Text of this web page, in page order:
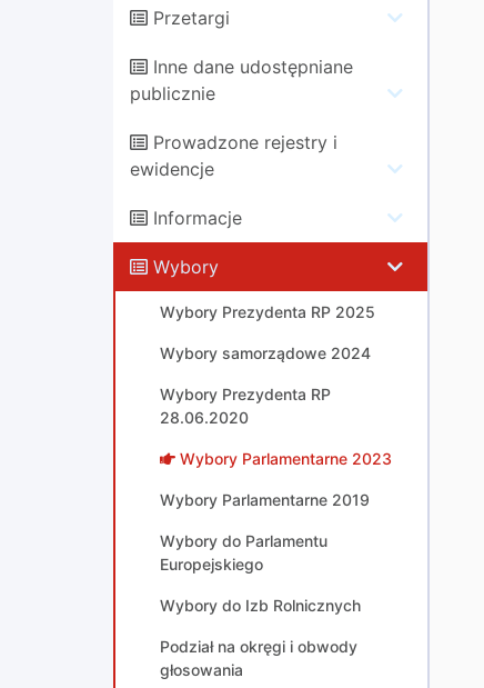
Przetargi
Inne dane udostępniane
publicznie
Prowadzone rejestry i
ewidencje
Informacje
Wybory
Wybory Prezydenta RP 2025
Wybory samorządowe 2024
Wybory Prezydenta RP
28.06.2020
Wybory Parlamentarne 2023
Wybory Parlamentarne 2019
Wybory do Parlamentu
Europejskiego
Wybory do Izb Rolnicznych
Podział na okręgi i obwody
głosowania